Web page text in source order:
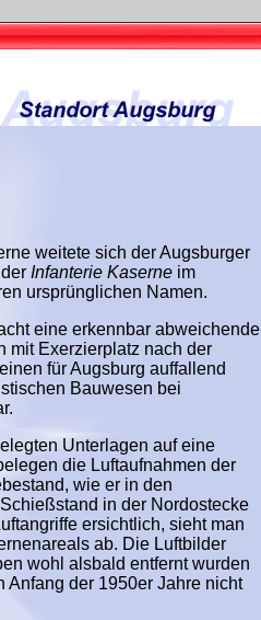
weitete sich der Augsburger
Infanterie Kaserne im
ursprünglichen Namen.
eine erkennbar abweichende
mit Exerzierplatz nach der
für Augsburg auffallend
Bauwesen bei
Unterlagen auf eine
die Luftaufnahmen der
wie er in den
in der Nordostecke
ersichtlich, sieht man
ab. Die Luftbilder
wohl alsbald entfernt wurden
Anfang der 1950er Jahre nicht